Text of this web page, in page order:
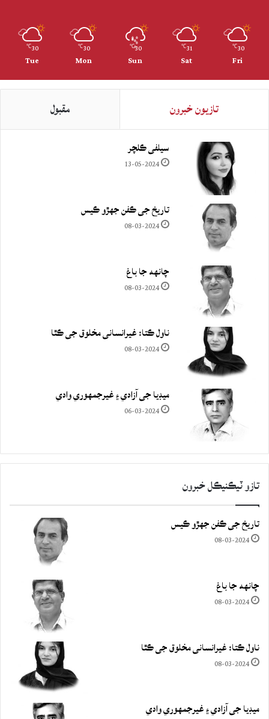
30
℃
Fri
31
℃
Sat
30
℃
Sun
30
℃
Mon
30
℃
Tue
تازيون خبرون مقبول
سيلفي ڪلچر
13-05-2024
تاريخ جي ڪفن جھڙو ڪيس
08-03-2024
چانهه جا باغ
08-03-2024
ناول ڪتا: غيرانساني مخلوق جي ڪٿا
08-03-2024
ميڊيا جي آزادي ۽ غيرجمھوري وادي
06-03-2024
تازو ٽيڪنيڪل خبرون
تاريخ جي ڪفن جھڙو ڪيس
08-03-2024
چانهه جا باغ
08-03-2024
ناول ڪتا: غيرانساني مخلوق جي ڪٿا
08-03-2024
ميڊيا جي آزادي ۽ غيرجمھوري وادي